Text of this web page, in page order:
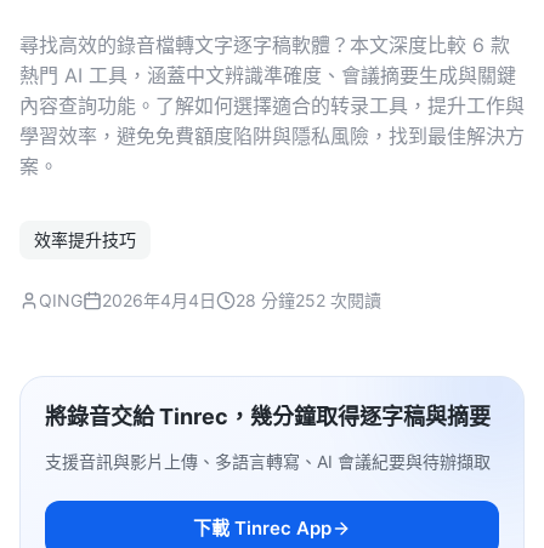
尋找高效的錄音檔轉文字逐字稿軟體？本文深度比較 6 款
熱門 AI 工具，涵蓋中文辨識準確度、會議摘要生成與關鍵
內容查詢功能。了解如何選擇適合的转录工具，提升工作與
學習效率，避免免費額度陷阱與隱私風險，找到最佳解決方
案。
效率提升技巧
QING 2026年4月4日 28 分鐘252 次閱讀
將錄音交給 Tinrec，幾分鐘取得逐字稿與摘要
支援音訊與影片上傳、多語言轉寫、AI 會議紀要與待辦擷取
下載 Tinrec App